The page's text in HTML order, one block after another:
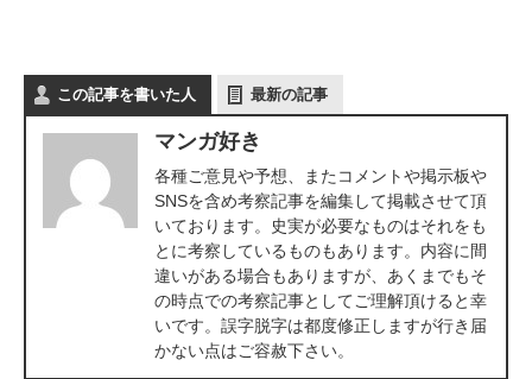
この記事を書いた人 最新の記事
マンガ好き
各種ご意見や予想、またコメントや掲示板や
SNSを含め考察記事を編集して掲載させて頂
いております。史実が必要なものはそれをも
とに考察しているものもあります。内容に間
違いがある場合もありますが、あくまでもそ
の時点での考察記事としてご理解頂けると幸
いです。誤字脱字は都度修正しますが行き届
かない点はご容赦下さい。